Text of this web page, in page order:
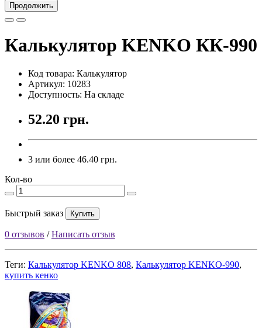
Продолжить
Калькулятор KENKO КК-990
Код товара: Калькулятор
Артикул: 10283
Доступность: На складе
52.20 грн.
3 или более 46.40 грн.
Кол-во
Быстрый заказ Купить
0 отзывов /Написать отзыв
Теги: Калькулятор KENKO 808, Калькулятор KENKO-990,
купить кенко